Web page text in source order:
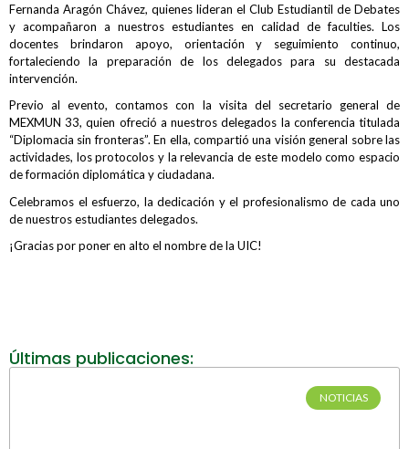
Fernanda Aragón Chávez, quienes lideran el Club Estudiantil de Debates
y acompañaron a nuestros estudiantes en calidad de faculties. Los
docentes brindaron apoyo, orientación y seguimiento continuo,
fortaleciendo la preparación de los delegados para su destacada
intervención.
Previo al evento, contamos con la visita del secretario general de
MEXMUN 33, quien ofreció a nuestros delegados la conferencia titulada
“Diplomacia sin fronteras”. En ella, compartió una visión general sobre las
actividades, los protocolos y la relevancia de este modelo como espacio
de formación diplomática y ciudadana.
Celebramos el esfuerzo, la dedicación y el profesionalismo de cada uno
de nuestros estudiantes delegados.
¡Gracias por poner en alto el nombre de la UIC!
Últimas publicaciones:
NOTICIAS